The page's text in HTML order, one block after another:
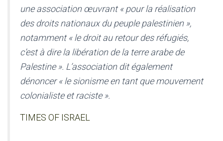
une association œuvrant « pour la réalisation
des droits nationaux du peuple palestinien »,
notamment « le droit au retour des réfugiés,
c’est à dire la libération de la terre arabe de
Palestine ». L’association dit également
dénoncer « le sionisme en tant que mouvement
colonialiste et raciste ».
TIMES OF ISRAEL